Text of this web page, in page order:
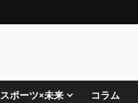
スポーツ×未来 コラム